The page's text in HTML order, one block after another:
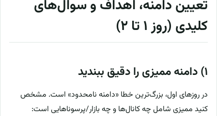
تعیین دامنه، اهداف و سوال‌های
کلیدی (روز ۱ تا ۲)
۱) دامنه ممیزی را دقیق ببندید
در روزهای اول، بزرگ‌ترین خطا «دامنه نامحدود» است. مشخص
کنید ممیزی شامل چه کانال‌ها و چه بازار/پرسوناهایی است: